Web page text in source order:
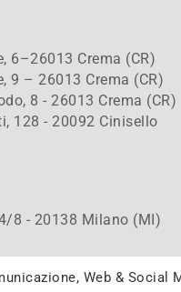
6–26013 Crema (CR)
9 – 26013 Crema (CR)
8 - 26013 Crema (CR)
128 - 20092 Cinisello
8 - 20138 Milano (MI)
Web & Social